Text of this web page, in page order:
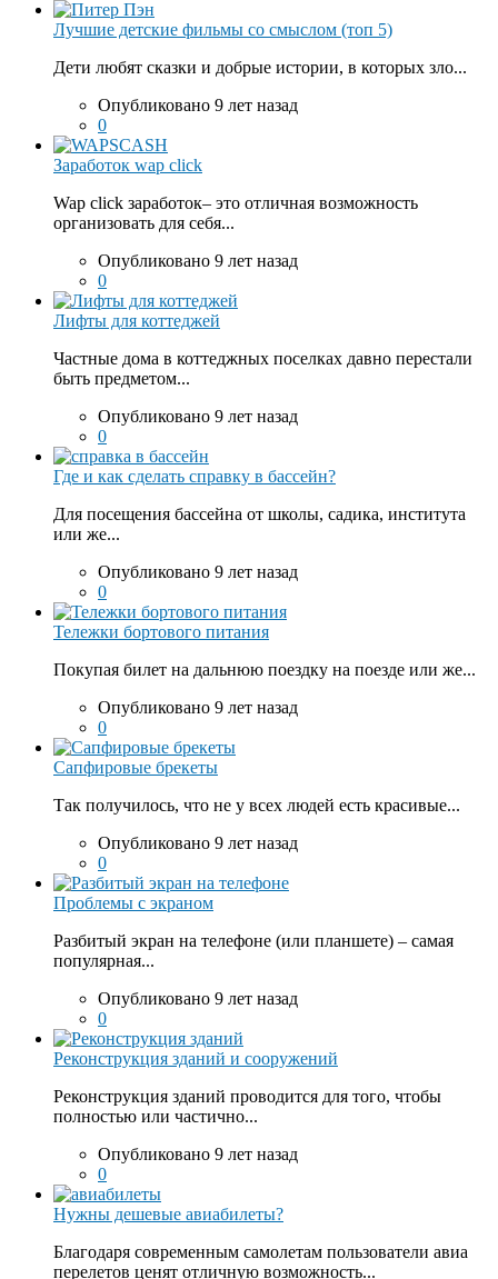
Лучшие детские фильмы со смыслом (топ 5)
Дети любят сказки и добрые истории, в которых зло...
Опубликовано 9 лет назад
0
Заработок wap click
Wap click заработок– это отличная возможность
организовать для себя...
Опубликовано 9 лет назад
0
Лифты для коттеджей
Частные дома в коттеджных поселках давно перестали
быть предметом...
Опубликовано 9 лет назад
0
Где и как сделать справку в бассейн?
Для посещения бассейна от школы, садика, института
или же...
Опубликовано 9 лет назад
0
Тележки бортового питания
Покупая билет на дальнюю поездку на поезде или же...
Опубликовано 9 лет назад
0
Сапфировые брекеты
Так получилось, что не у всех людей есть красивые...
Опубликовано 9 лет назад
0
Проблемы с экраном
Разбитый экран на телефоне (или планшете) – самая
популярная...
Опубликовано 9 лет назад
0
Реконструкция зданий и сооружений
Реконструкция зданий проводится для того, чтобы
полностью или частично...
Опубликовано 9 лет назад
0
Нужны дешевые авиабилеты?
Благодаря современным самолетам пользователи авиа
перелетов ценят отличную возможность...